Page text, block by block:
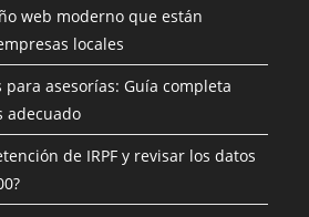
web moderno que están
locales
asesorías: Guía completa
adecuado
de IRPF y revisar los datos